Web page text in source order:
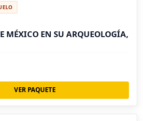
MÉXICO EN SU ARQUEOLOGÍA,
VER PAQUETE